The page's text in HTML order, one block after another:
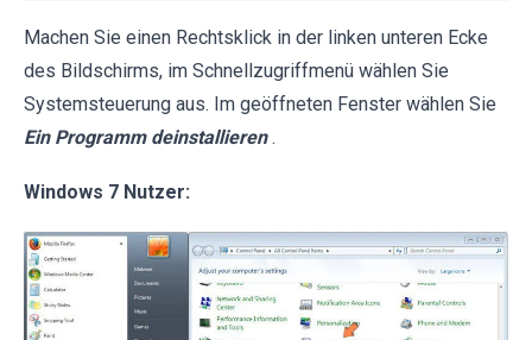
Machen Sie einen Rechtsklick in der linken unteren Ecke
des Bildschirms, im Schnellzugriffmenü wählen Sie
Systemsteuerung aus. Im geöffneten Fenster wählen Sie
Ein Programm deinstallieren .
Windows 7 Nutzer: